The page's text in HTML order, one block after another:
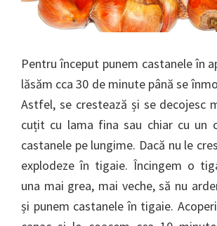
Pentru început punem castanele în
lăsăm cca 30 de minute până se
Astfel, se crestează și se decojesc
cuțit cu lama fina sau chiar cu un
castanele pe lungime. Dacă nu le
explodeze în tigaie. Încingem o
una mai grea, mai veche, să nu
și punem castanele în tigaie.